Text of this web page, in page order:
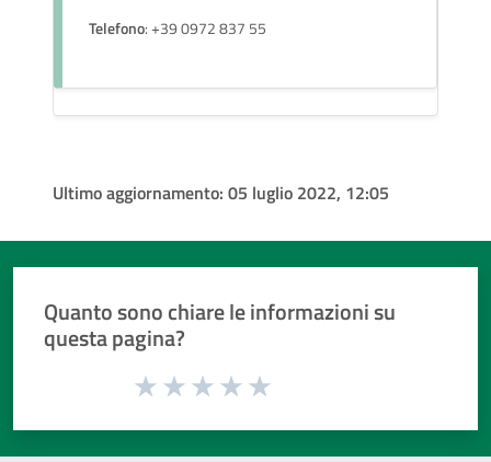
Telefono: +39 0972 837 55
Ultimo aggiornamento: 05 luglio 2022, 12:05
Quanto sono chiare le informazioni su
questa pagina?
Valuta da 1 a 5 stelle la pagina